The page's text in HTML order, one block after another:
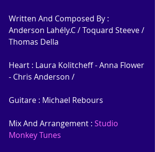
Written And Composed By :
Anderson Lahély.C / Toquard Steeve /
Thomas Della
Heart : Laura Kolitcheff - Anna Flower
- Chris Anderson /
Guitare : Michael Rebours
Mix And Arrangement : Studio
Monkey Tunes